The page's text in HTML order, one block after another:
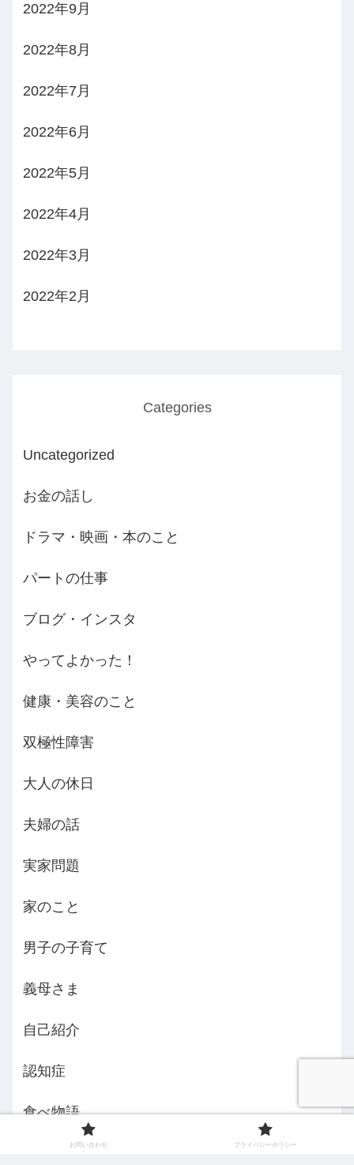
2022年9月
2022年8月
2022年7月
2022年6月
2022年5月
2022年4月
2022年3月
2022年2月
Categories
Uncategorized
お金の話し
ドラマ・映画・本のこと
パートの仕事
ブログ・インスタ
やってよかった！
健康・美容のこと
双極性障害
大人の休日
夫婦の話
実家問題
家のこと
男子の子育て
義母さま
自己紹介
認知症
食べ物語
お問い合わせ プライバシーポリシー